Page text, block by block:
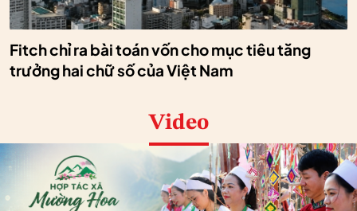
Fitch chỉ ra bài toán vốn cho mục tiêu tăng
trưởng hai chữ số của Việt Nam
Video